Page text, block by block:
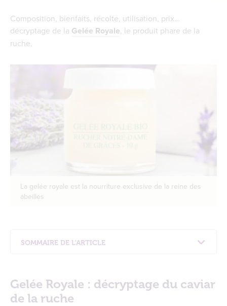
Composition, bienfaits, récolte, utilisation, prix…
décryptage de la Gelée Royale, le produit phare de la
ruche.
La gelée royale est la nourriture exclusive de la reine des
abeilles
SOMMAIRE DE L'ARTICLE
Gelée Royale : une composition unique dans la
nature
Gelée Royale : décryptage du caviar
de la ruche